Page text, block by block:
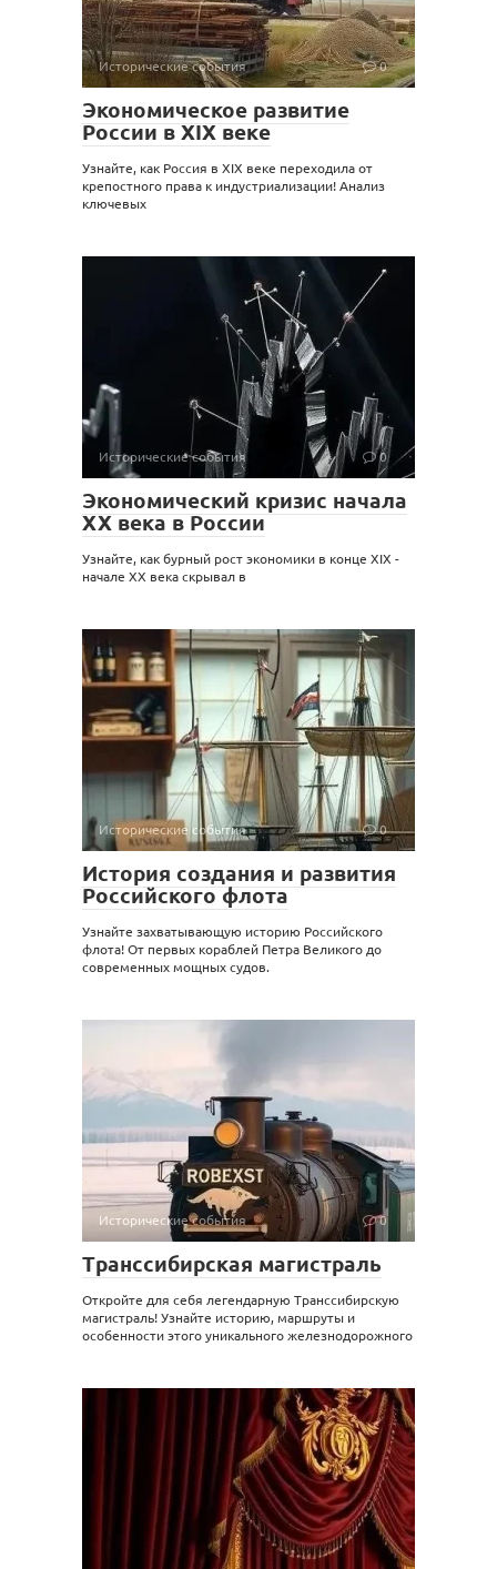
Исторические события 0
Экономическое развитие
России в XIX веке
Узнайте, как Россия в XIX веке переходила от
крепостного права к индустриализации! Анализ
ключевых
Исторические события 0
Экономический кризис начала
XX века в России
Узнайте, как бурный рост экономики в конце XIX -
начале XX века скрывал в
Исторические события 0
История создания и развития
Российского флота
Узнайте захватывающую историю Российского
флота! От первых кораблей Петра Великого до
современных мощных судов.
Исторические события 0
Транссибирская магистраль
Откройте для себя легендарную Транссибирскую
магистраль! Узнайте историю, маршруты и
особенности этого уникального железнодорожного